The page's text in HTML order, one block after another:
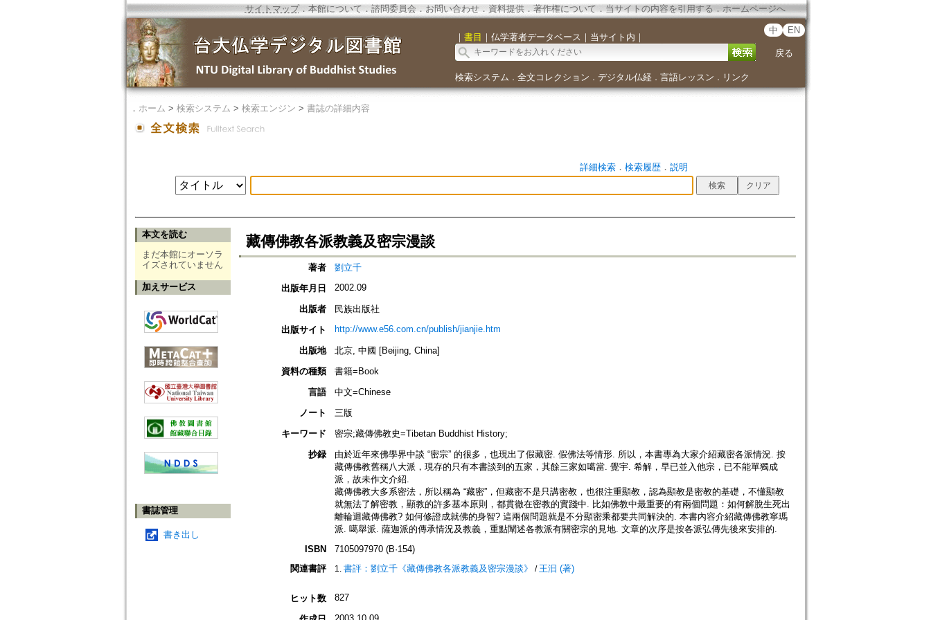
サイトマップ．本館について ． 諮問委員会． お問い合わせ． 資料提供． 著作権について．当サイトの内容を引用する ． ホームページへ
｜ 書目 ｜ 仏学著者データベース ｜ 当サイト内 ｜
中 EN
戻る
検索システム ． 全文コレクション ． デジタル仏経． 言語レッスン ． リンク
． ホーム > 検索システム > 検索エンジン > 書誌の詳細内容
詳細検索． 検索履歴． 説明
本文を読む
まだ本館にオーソラ
イズされていません
加えサービス
書誌管理
書き出し
藏傳佛教各派教義及密宗漫談
著者
劉立千
出版年月日
2002.09
出版者
民族出版社
出版サイト
http://www.e56.com.cn/publish/jianjie.htm
出版地
北京, 中國 [Beijing, China]
資料の種類
書籍=Book
言語
中文=Chinese
ノート
三版
キーワード
密宗;藏傳佛教史=Tibetan Buddhist History;
抄録
由於近年來佛學界中談 “密宗” 的很多，也現出了假藏密. 假佛法等情形. 所以，本書專為大家介紹藏密各派情況. 按
藏傳佛教舊稱八大派，現存的只有本書談到的五家，其餘三家如噶當. 覺宇. 希解，早已並入他宗，已不能單獨成
派，故未作文介紹.
藏傳佛教大多系密法，所以稱為 “藏密”，但藏密不是只講密教，也很注重顯教，認為顯教是密教的基礎，不懂顯教
就無法了解密教，顯教的許多基本原則，都貫徹在密教的實踐中. 比如佛教中最重要的有兩個問題：如何解脫生死出
離輪迴藏傳佛教? 如何修證成就佛的身智? 這兩個問題就是不分顯密乘都要共同解決的. 本書內容介紹藏傳佛教寧瑪
派. 噶舉派. 薩迦派的傳承情況及教義，重點闡述各教派有關密宗的見地. 文章的次序是按各派弘傳先後來安排的.
ISBN
7105097970 (B·154)
関連書評
書評：劉立千《藏傳佛教各派教義及密宗漫談》 /王汩 (著)
ヒット数 827